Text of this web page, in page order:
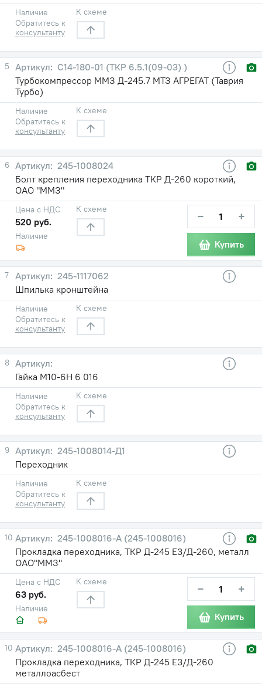
Наличие
Обратитесь к
консультанту
К схеме
5
С14-180-01 (ТКР 6.5.1(09-03) )
Турбокомпрессор ММЗ Д-245.7 МТЗ АГРЕГАТ (Таврия
Турбо)
Наличие
Обратитесь к
консультанту
К схеме
6
245-1008024
Болт крепления переходника ТКР Д-260 короткий,
ОАО "ММЗ"
Наличие
Цена с НДС
520 руб.
К схеме − +
Купить
7
245-1117062
Шпилька кронштейна
Наличие
Обратитесь к
консультанту
К схеме
8
Гайка М10-6Н 6 016
Наличие
Обратитесь к
консультанту
К схеме
9
245-1008014-Д1
Переходник
Наличие
Обратитесь к
консультанту
К схеме
10
245-1008016-А (245-1008016)
Прокладка переходника, ТКР Д-245 Е3/Д-260, металл
ОАО"ММЗ"
Наличие
Цена с НДС
63 руб.
К схеме − +
Купить
10
245-1008016-А (245-1008016)
Прокладка переходника, ТКР Д-245 Е3/Д-260
металлоасбест